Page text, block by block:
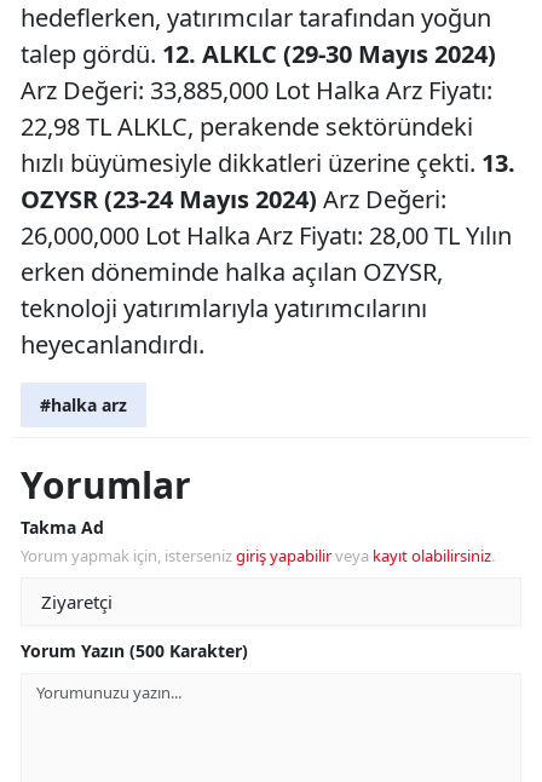
hedeflerken, yatırımcılar tarafından yoğun
talep gördü. 12. ALKLC (29-30 Mayıs 2024)
Arz Değeri: 33,885,000 Lot Halka Arz Fiyatı:
22,98 TL ALKLC, perakende sektöründeki
hızlı büyümesiyle dikkatleri üzerine çekti. 13.
OZYSR (23-24 Mayıs 2024) Arz Değeri:
26,000,000 Lot Halka Arz Fiyatı: 28,00 TL Yılın
erken döneminde halka açılan OZYSR,
teknoloji yatırımlarıyla yatırımcılarını
heyecanlandırdı.
#halka arz
Yorumlar
Takma Ad
Yorum yapmak için, istersenizgiriş yapabilirveya kayıt olabilirsiniz.
Yorum Yazın (500 Karakter)